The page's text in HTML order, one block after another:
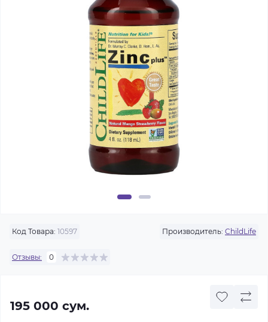
Код Товара: 10597 Производитель: ChildLife
Отзывы: 0
195 000 сум.